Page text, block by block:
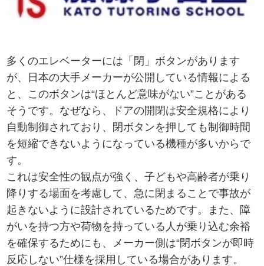
多くのエレベーターには「閉」ボタンがあります
が、日本の大手メーカーが公開している情報による
と、このボタンは“ほとんど意味がない”ことがある
そうです。なぜなら、ドアの開閉は安全規格により
自動制御されており、閉ボタンを押しても制御時間
を短縮できないようになっている機種が多いからで
す。
これは安全性の観点が強く、子どもや高齢者が乗り
降りする場面を考慮して、急に閉まることで事故が
起きないように設計されているためです。また、障
がいを持つ方や荷物を持っている人が乗り込む余裕
を確保するためにも、メーカー側は“閉ボタンが即時
反応しない”仕様を採用している場合があります。